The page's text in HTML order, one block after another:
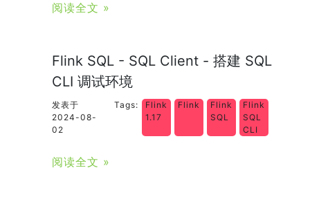
阅读全文 »
Flink SQL - SQL Client - 搭建 SQL
CLI 调试环境
发表于
2024-08-
02
Tags:
Flink
1.17
Flink
Flink
SQL
Flink
SQL
CLI
阅读全文 »